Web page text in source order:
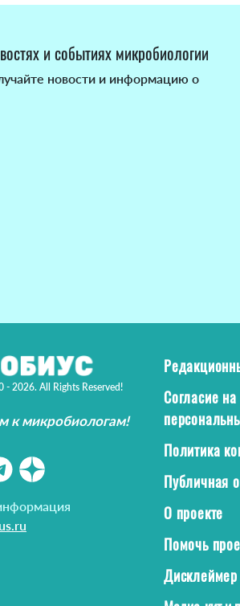
и событиях микробиологии
новости и информацию о
2026. All Rights Reserved!
к микробиологам!
Согласие
Политика
Публичная
О проекте
Помочь
Дисклеймер